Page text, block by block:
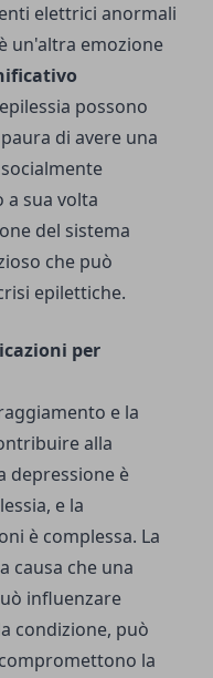
elettrici anormali
è un'altra emozione
possono
di avere una
a sua volta
del sistema
che può
epilettiche.
per
e la
alla
depressione è
e la
è complessa. La
causa che una
influenzare
condizione, può
la